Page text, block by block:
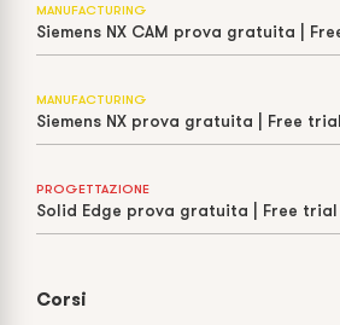
MANUFACTURING
Siemens NX CAM prova gratuita |
MANUFACTURING
Siemens NX prova gratuita | Free trial
PROGETTAZIONE
Solid Edge prova gratuita | Free trial
Corsi